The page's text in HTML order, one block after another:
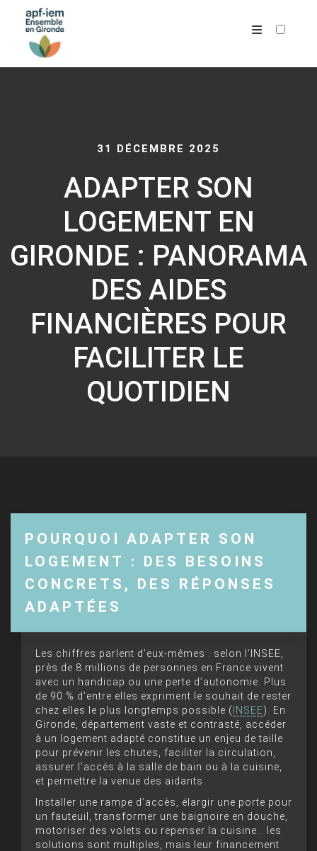
31 DÉCEMBRE 2025
ADAPTER SON
LOGEMENT EN
GIRONDE : PANORAMA
DES AIDES
FINANCIÈRES POUR
FACILITER LE
QUOTIDIEN
POURQUOI ADAPTER SON
LOGEMENT : DES BESOINS
CONCRETS, DES RÉPONSES
ADAPTÉES
Les chiffres parlent d’eux-mêmes : selon l’INSEE,
près de 8 millions de personnes en France vivent
avec un handicap ou une perte d’autonomie. Plus
de 90 % d’entre elles expriment le souhait de rester
chez elles le plus longtemps possible ( INSEE). En
Gironde, département vaste et contrasté, accéder
à un logement adapté constitue un enjeu de taille
pour prévenir les chutes, faciliter la circulation,
assurer l’accès à la salle de bain ou à la cuisine,
et permettre la venue des aidants.
Installer une rampe d’accès, élargir une porte pour
un fauteuil, transformer une baignoire en douche,
motoriser des volets ou repenser la cuisine… les
solutions sont multiples, mais leur financement